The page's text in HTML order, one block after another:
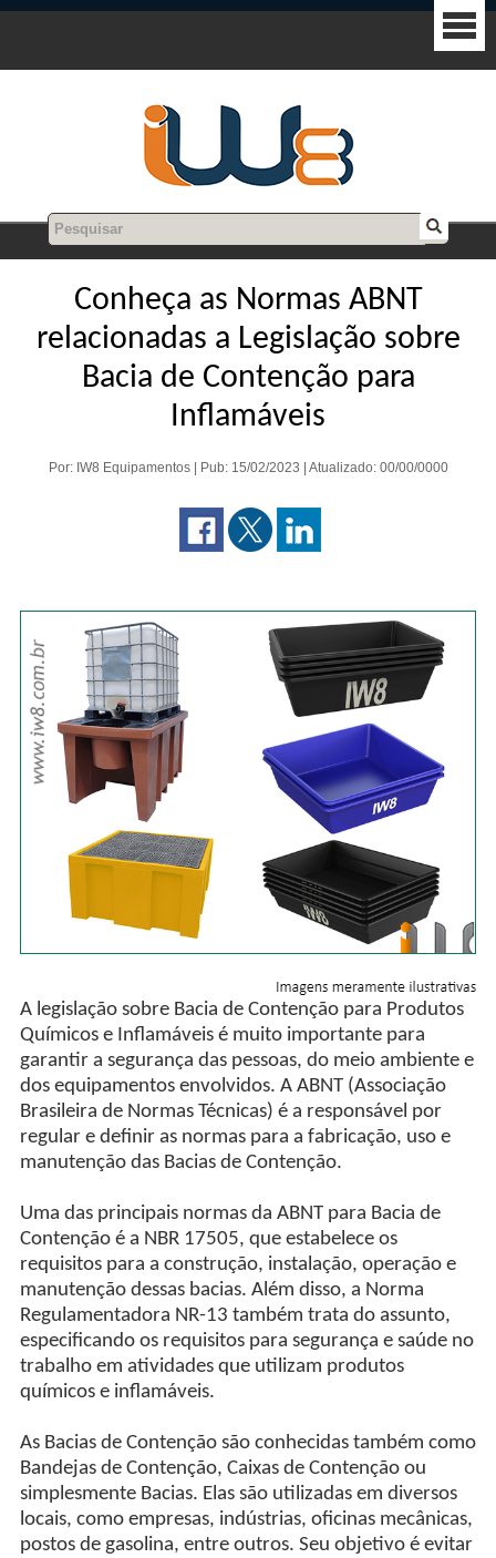
Conheça as Normas ABNT
relacionadas a Legislação sobre
Bacia de Contenção para
Inflamáveis
Por: IW8 Equipamentos | Pub: 15/02/2023 | Atualizado: 00/00/0000
A legislação sobre Bacia de Contenção para Produtos
Químicos e Inflamáveis é muito importante para
garantir a segurança das pessoas, do meio ambiente e
dos equipamentos envolvidos. A ABNT (Associação
Brasileira de Normas Técnicas) é a responsável por
regular e definir as normas para a fabricação, uso e
manutenção das Bacias de Contenção.
Uma das principais normas da ABNT para Bacia de
Contenção é a NBR 17505, que estabelece os
requisitos para a construção, instalação, operação e
manutenção dessas bacias. Além disso, a Norma
Regulamentadora NR-13 também trata do assunto,
especificando os requisitos para segurança e saúde no
trabalho em atividades que utilizam produtos
químicos e inflamáveis.
As Bacias de Contenção são conhecidas também como
Bandejas de Contenção, Caixas de Contenção ou
simplesmente Bacias. Elas são utilizadas em diversos
locais, como empresas, indústrias, oficinas mecânicas,
postos de gasolina, entre outros. Seu objetivo é evitar